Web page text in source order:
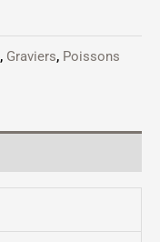
, Graviers, Poissons